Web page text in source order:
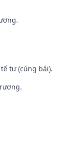
tự (cúng bái).